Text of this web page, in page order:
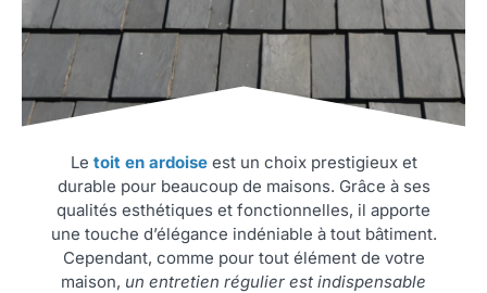
Le toit en ardoiseest un choix prestigieux et
durable pour beaucoup de maisons. Grâce à ses
qualités esthétiques et fonctionnelles, il apporte
une touche d’élégance indéniable à tout bâtiment.
Cependant, comme pour tout élément de votre
maison, un entretien régulier est indispensable